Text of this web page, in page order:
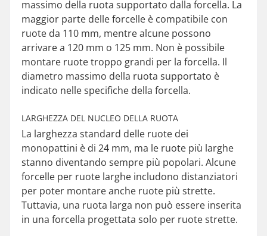
massimo della ruota supportato dalla forcella. La
maggior parte delle forcelle è compatibile con
ruote da 110 mm, mentre alcune possono
arrivare a 120 mm o 125 mm. Non è possibile
montare ruote troppo grandi per la forcella. Il
diametro massimo della ruota supportato è
indicato nelle specifiche della forcella.
LARGHEZZA DEL NUCLEO DELLA RUOTA
La larghezza standard delle ruote dei
monopattini è di 24 mm, ma le ruote più larghe
stanno diventando sempre più popolari. Alcune
forcelle per ruote larghe includono distanziatori
per poter montare anche ruote più strette.
Tuttavia, una ruota larga non può essere inserita
in una forcella progettata solo per ruote strette.